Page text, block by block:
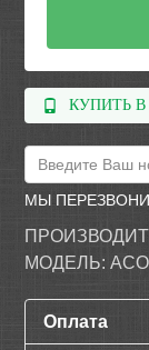
КУПИТЬ В
МЫ
МОДЕЛЬ:
Оплата